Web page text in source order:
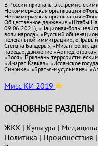
В России признаны
Некоммерческая организация
Некоммерческая организация
Общественное движение «Штабы
09.06.2021), «Национал-
воли народа», «Русский
нелегальной иммиграции»,
Степана Бандеры», «Мизантропик
народа», движение
«Воля». Признаны
«Имарат Кавказ», «Исламское
Синрике», «Братья-мусульмане»,
Мисс КИ 2019
ОСНОВНЫЕ РАЗДЕЛЫ
ЖКХ | Культура | Медицина
Политика | Проиcшествия |